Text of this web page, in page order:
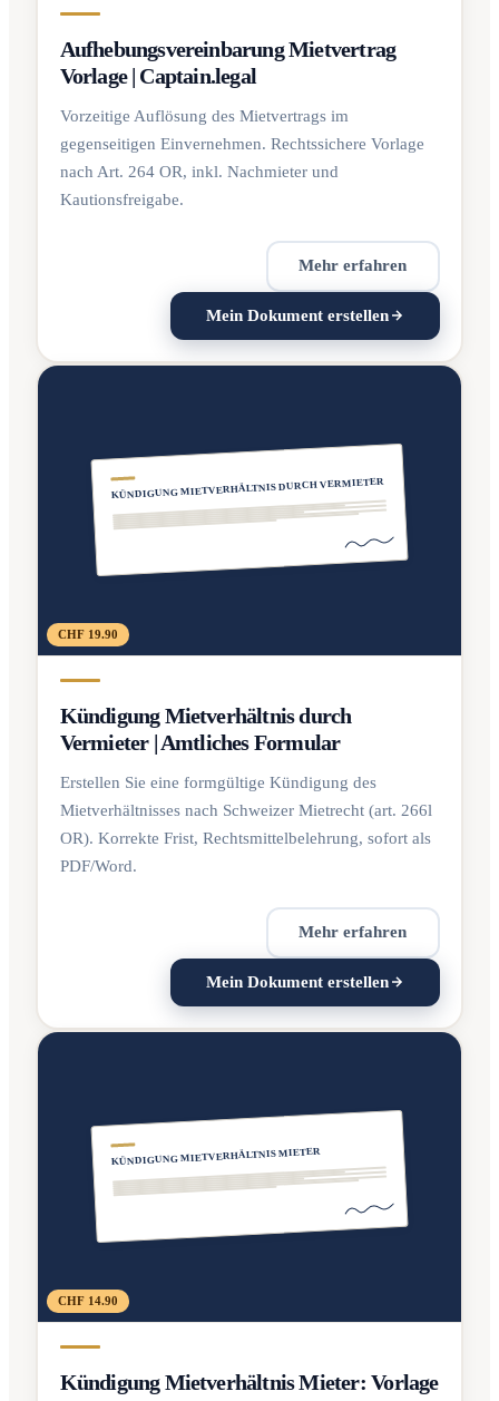
Aufhebungsvereinbarung Mietvertrag
Vorlage | Captain.legal
Vorzeitige Auflösung des Mietvertrags im
gegenseitigen Einvernehmen. Rechtssichere Vorlage
nach Art. 264 OR, inkl. Nachmieter und
Kautionsfreigabe.
Mehr erfahren
Mein Dokument erstellen
KÜNDIGUNG MIETVERHÄLTNIS DURCH VERMIETER
CHF 19.90
Kündigung Mietverhältnis durch
Vermieter | Amtliches Formular
Erstellen Sie eine formgültige Kündigung des
Mietverhältnisses nach Schweizer Mietrecht (art. 266l
OR). Korrekte Frist, Rechtsmittelbelehrung, sofort als
PDF/Word.
Mehr erfahren
Mein Dokument erstellen
KÜNDIGUNG MIETVERHÄLTNIS MIETER
CHF 14.90
Kündigung Mietverhältnis Mieter: Vorlage